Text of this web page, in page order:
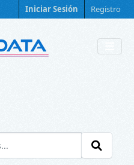
Iniciar Sesión Registro